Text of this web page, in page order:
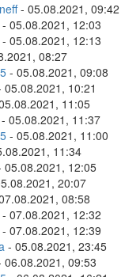
- 05.08.2021, 09:42
- 05.08.2021, 12:03
- 05.08.2021, 12:13
08:27
- 05.08.2021, 09:08
05.08.2021, 10:21
11:05
- 05.08.2021, 11:37
- 05.08.2021, 11:00
11:34
05.08.2021, 12:05
20:07
08:58
- 07.08.2021, 12:32
- 07.08.2021, 12:39
- 05.08.2021, 23:45
06.08.2021, 09:53